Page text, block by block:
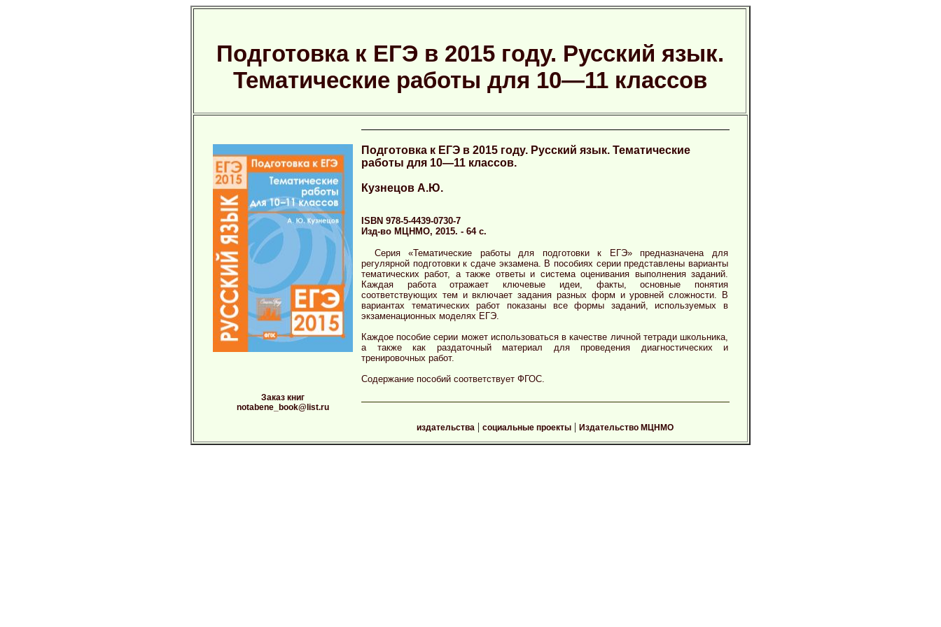
Подготовка к ЕГЭ в 2015 году. Русский язык.
Тематические работы для 10—11 классов
Подготовка к ЕГЭ в 2015 году. Русский язык. Тематические
работы для 10—11 классов.
Кузнецов А.Ю.
ISBN 978-5-4439-0730-7
Изд-во МЦНМО, 2015. - 64 с.
Серия «Тематические работы для подготовки к ЕГЭ» предназначена для
регулярной подготовки к сдаче экзамена. В пособиях серии представлены варианты
тематических работ, а также ответы и система оценивания выполнения заданий.
Каждая работа отражает ключевые идеи, факты, основные понятия
соответствующих тем и включает задания разных форм и уровней сложности. В
вариантах тематических работ показаны все формы заданий, используемых в
экзаменационных моделях ЕГЭ.
Каждое пособие серии может использоваться в качестве личной тетради школьника,
а также как раздаточный материал для проведения диагностических и
тренировочных работ.
Содержание пособий соответствует ФГОС.
Заказ книг
notabene_book@list.ru
издательства | социальные проекты| Издательство МЦНМО